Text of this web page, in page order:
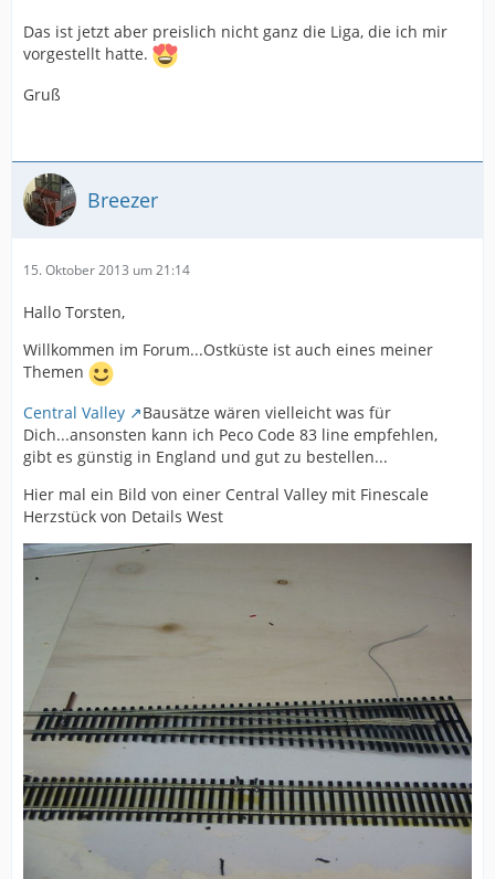
Das ist jetzt aber preislich nicht ganz die Liga, die ich mir
vorgestellt hatte.
Gruß
Breezer
15. Oktober 2013 um 21:14
Hallo Torsten,
Willkommen im Forum...Ostküste ist auch eines meiner
Themen
Central Valley
Bausätze wären vielleicht was für
Dich...ansonsten kann ich Peco Code 83 line empfehlen,
gibt es günstig in England und gut zu bestellen...
Hier mal ein Bild von einer Central Valley mit Finescale
Herzstück von Details West